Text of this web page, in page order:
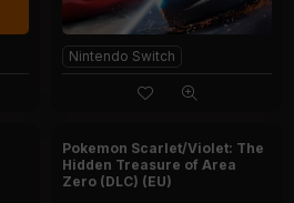
Nintendo Switch
Pokemon Scarlet/Violet: The
Hidden Treasure of Area
Zero (DLC) (EU)